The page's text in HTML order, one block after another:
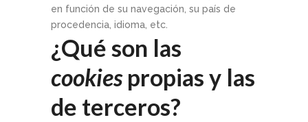
en función de su navegación, su país de
procedencia, idioma, etc.
¿Qué son las
cookiespropias y las
de terceros?